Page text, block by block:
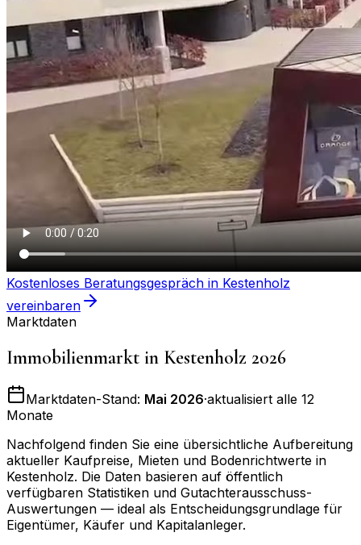
Kostenloses Beratungsgespräch in Kestenholz
vereinbaren
Marktdaten
Immobilienmarkt in Kestenholz 2026
Marktdaten-Stand: Mai 2026·aktualisiert alle 12
Monate
Nachfolgend finden Sie eine übersichtliche Aufbereitung
aktueller Kaufpreise, Mieten und Bodenrichtwerte in
Kestenholz. Die Daten basieren auf öffentlich
verfügbaren Statistiken und Gutachterausschuss-
Auswertungen — ideal als Entscheidungsgrundlage für
Eigentümer, Käufer und Kapitalanleger.